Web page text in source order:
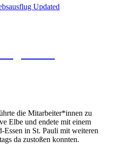
die Mitarbeiter*innen zu
Elbe und endete mit einem
Essen in St. Pauli mit weiteren
da zustoßen konnten.